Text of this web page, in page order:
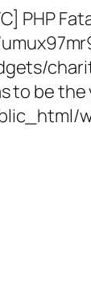
PHP
to be